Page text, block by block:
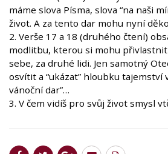
máme slova Písma, slova “na naši
život. A za tento dar mohu nyní
2. Verše 17 a 18 (druhého čtení)
modlitbu, kterou si mohu přivlastnit
sebe, za druhé lidi. Jen samotný
osvítit a “ukázat” hloubku tajemství
vánoční dar”…
3. V čem vidíš pro svůj život smysl